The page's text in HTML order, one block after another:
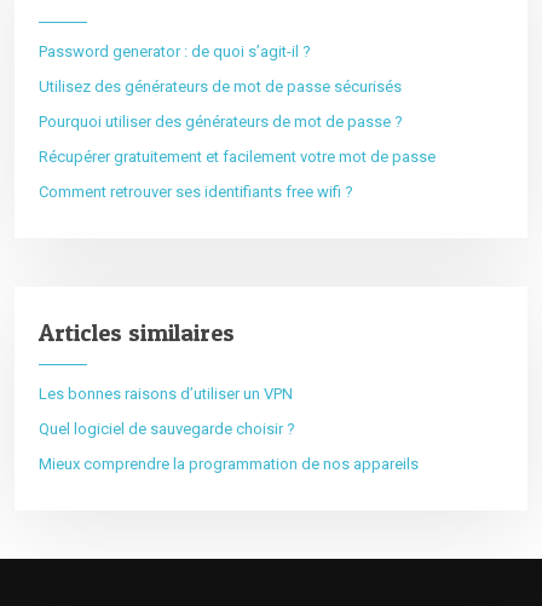
Password generator : de quoi s’agit-il ?
Utilisez des générateurs de mot de passe sécurisés
Pourquoi utiliser des générateurs de mot de passe ?
Récupérer gratuitement et facilement votre mot de passe
Comment retrouver ses identifiants free wifi ?
Articles similaires
Les bonnes raisons d’utiliser un VPN
Quel logiciel de sauvegarde choisir ?
Mieux comprendre la programmation de nos appareils